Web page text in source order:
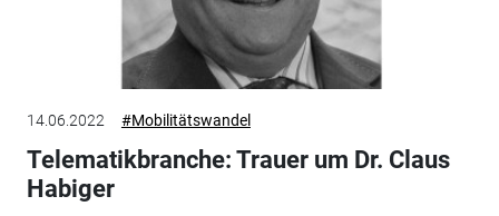
14.06.2022 #Mobilitätswandel
Telematikbranche: Trauer um Dr. Claus
Habiger